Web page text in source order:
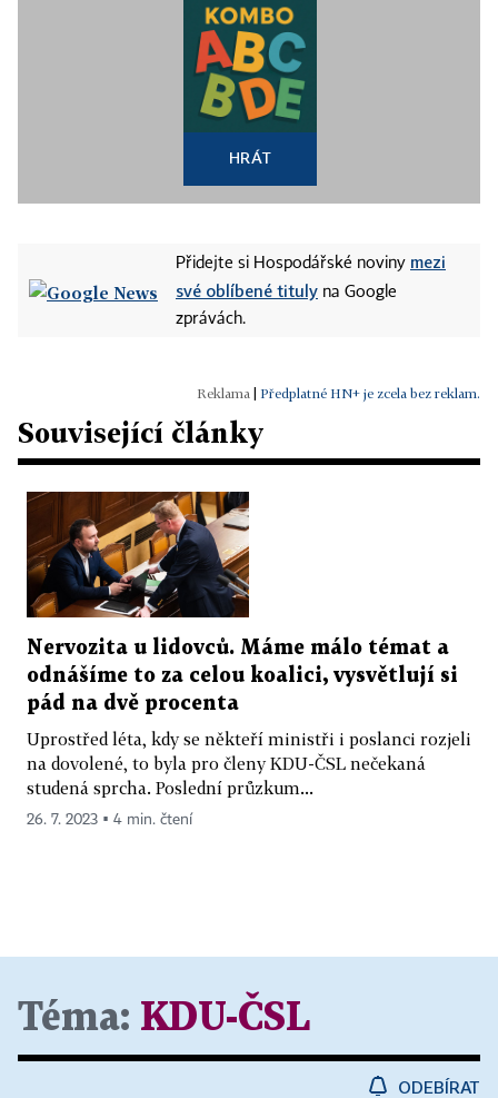
HRÁT
Přidejte si Hospodářské noviny mezi
své oblíbené tituly na Google
zprávách.
Předplatné HN+ je zcela bez reklam.
Související články
Nervozita u lidovců. Máme málo témat a
odnášíme to za celou koalici, vysvětlují si
pád na dvě procenta
Uprostřed léta, kdy se někteří ministři i poslanci rozjeli
na dovolené, to byla pro členy KDU-ČSL nečekaná
studená sprcha. Poslední průzkum...
26. 7. 2023 ▪ 4 min. čtení
Téma: KDU-ČSL
ODEBÍRAT